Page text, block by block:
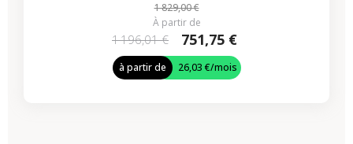
1 829,00 €
À partir de
1 196,01 € 751,75 €
à partir de 26,03 €/mois